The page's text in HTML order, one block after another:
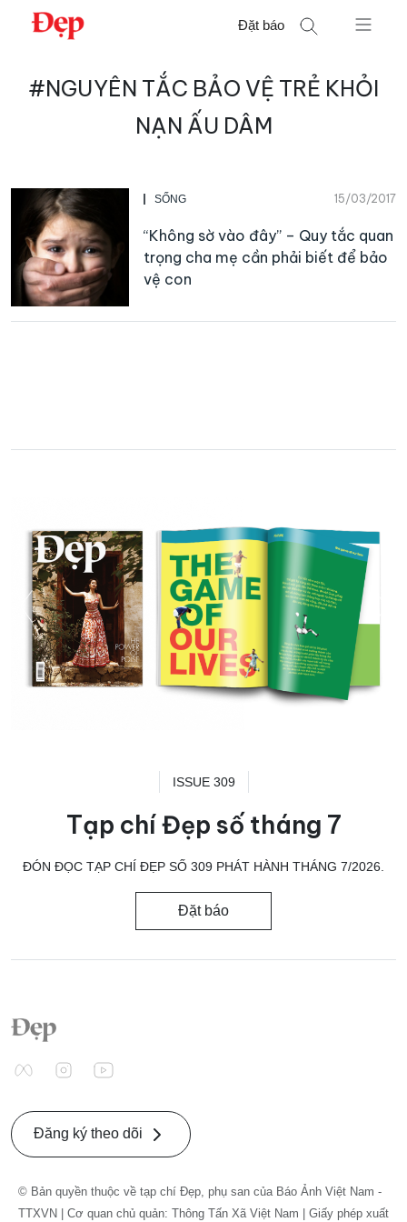
Chuyển
Đặt báo
kiếm
#NGUYÊN TẮC BẢO VỆ TRẺ KHỎI
NẠN ẤU DÂM
SỐNG 15/03/2017
“Không sờ vào đây” – Quy tắc quan
trọng cha mẹ cần phải biết để bảo
vệ con
ISSUE 309
Tạp chí Đẹp số tháng 7
ĐÓN ĐỌC TẠP CHÍ ĐẸP SỐ 309 PHÁT HÀNH THÁNG 7/2026.
Đặt báo
Đăng ký theo dõi
© Bản quyền thuộc về tạp chí Đẹp, phụ san của Báo Ảnh Việt Nam -
TTXVN | Cơ quan chủ quản: Thông Tấn Xã Việt Nam | Giấy phép xuất